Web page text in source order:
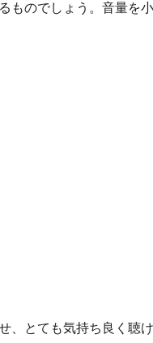
のでしょう。音量を
、とても気持ち良く聴け